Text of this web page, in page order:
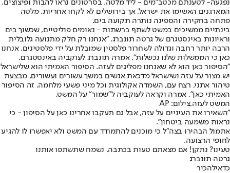
נפגעה- לטענתם מכטב"מים - ליד מלטה. בסרטונים נראו להבות ופיצוצים.
המארגנים האשימו את ישראל, אך בירושלים לא לקחו אחריות. מלטה
פתחה בחקירה והספינה נותרה תקועה בים.
בינתיים ממשיכים במשט לשתף ברשתות - נאומים פוליטיים, שכשוך בים
וראיונות באינסטגרם של גרטה תונברג. "אנחנו רק חלק מתנועה גלובלית
הרבה יותר רחבה וגדולה לשחרור פלסטין שמובלת על ידי פלסטינים. אנחנו
כאן כי הממשלות שלנו נכשלות", אמרה תונברג לעוקביה באינסטגרם.
"הסיפור כאן הוא לא שאנחנו מפליגים לעזה. הסיפור האמיתי הוא שלישראל
יש מצור על עזה ושישראל מדכאת אנשים במשך עשורים ועשורים, מבצעת
טיהור אתני, רצח עם, השמדה אקולוגית וכל מיני פשעי מלחמה. זה הסיפור
האמיתי כאן", אמרה וקראה לעוקביה ל"שמור" על המשט,
המשט לעזה,צילום: AP
"השאירו את העיניים על עזה, אבל גם תעקבו אחרינו כאן על הסיפון - כי
נראות משמעה ביטחון".
אתמול הבהירו בצה"ל כי מוכנים להתמודד עם המשט ולא יאפשרו לו להגיע
לחופי הרצועה.
טעינו? נתקן! אם מצאתם טעות בכתבה, נשמח שתשתפו אותנו
גרטה תונברג
כדאילהכיר